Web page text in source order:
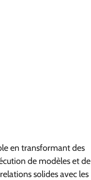
en transformant des
de modèles et de
solides avec les